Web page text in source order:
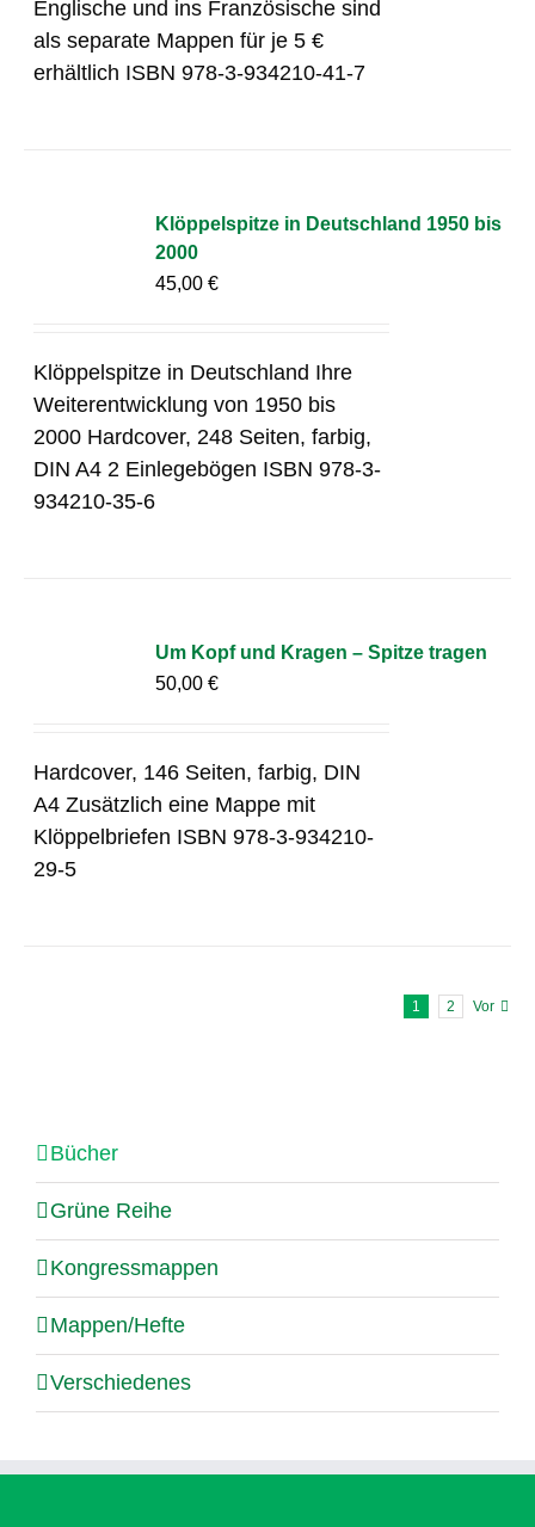
Englische und ins Französische sind
als separate Mappen für je 5 €
erhältlich ISBN 978-3-934210-41-7
Klöppelspitze in Deutschland 1950 bis
2000
45,00€
Klöppelspitze in Deutschland Ihre
Weiterentwicklung von 1950 bis
2000 Hardcover, 248 Seiten, farbig,
DIN A4 2 Einlegebögen ISBN 978-3-
934210-35-6
Um Kopf und Kragen – Spitze tragen
50,00€
Hardcover, 146 Seiten, farbig, DIN
A4 Zusätzlich eine Mappe mit
Klöppelbriefen ISBN 978-3-934210-
29-5
1 2 Vor
Bücher
Grüne Reihe
Kongressmappen
Mappen/Hefte
Verschiedenes